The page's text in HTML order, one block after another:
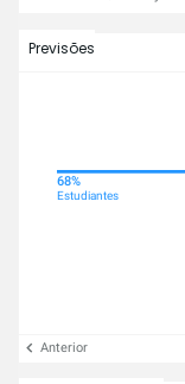
Previsões
68%
Estudiantes
Anterior